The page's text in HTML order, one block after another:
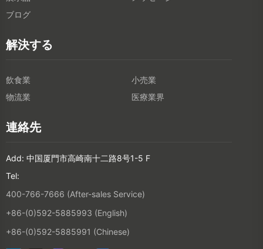
ブログ
解決する
飲食業
小売業
物流業
医療業界
連絡先
Add: 中国厦門市高崎南十二路8号1-5 F
Tel:
400-766-7666 (After-sales Service)
+86-(0)592-5885993 (English)
+86-(0)592-5885991 (Chinese)